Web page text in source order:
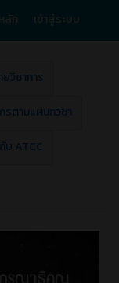
ลัก เข้าสู่ระบบ
ยวิชาการ
รตามแผนกวิชา
บ ATCC